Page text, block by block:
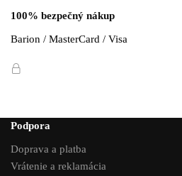
100% bezpečný nákup
Barion / MasterCard / Visa
Podpora
Doprava a platba
Vrátenie a reklamácia